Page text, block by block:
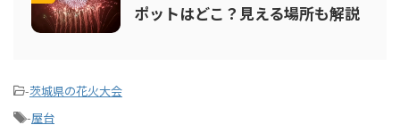
ポットはどこ？見える場所も解説
-茨城県の花火大会
-屋台